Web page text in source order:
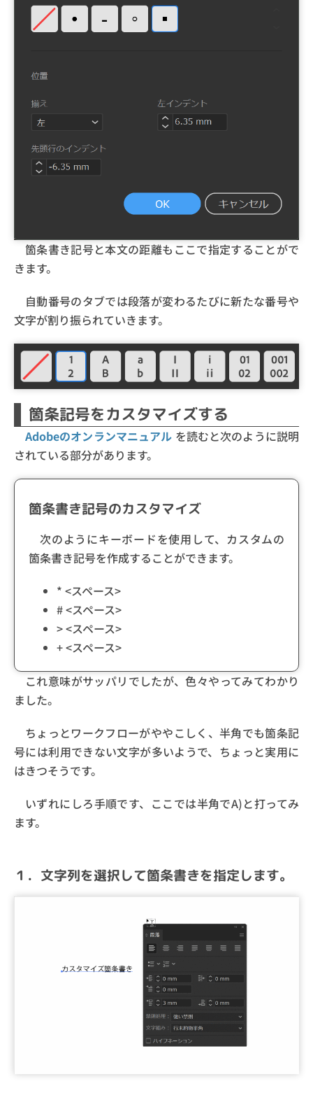
箇条書き記号と本文の距離もここで指定することがで
きます。
自動番号のタブでは段落が変わるたびに新たな番号や
文字が割り振られていきます。
箇条記号をカスタマイズする
Adobeのオンランマニュアル を読むと次のように説明
されている部分があります。
箇条書き記号のカスタマイズ
次のようにキーボードを使用して、カスタムの
箇条書き記号を作成することができます。
* <スペース>
# <スペース>
> <スペース>
+ <スペース>
これ意味がサッパリでしたが、色々やってみてわかり
ました。
ちょっとワークフローがややこしく、半角でも箇条記
号には利用できない文字が多いようで、ちょっと実用に
はきつそうです。
いずれにしろ手順です、ここでは半角でA)と打ってみ
ます。
１．文字列を選択して箇条書きを指定します。